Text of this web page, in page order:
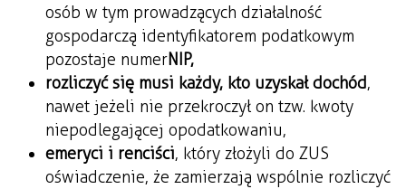
osób w tym prowadzących działalność
gospodarczą identyfikatorem podatkowym
pozostaje numerNIP,
rozliczyć się musi każdy, kto uzyskał dochód,
nawet jeżeli nie przekroczył on tzw. kwoty
niepodlegającej opodatkowaniu,
emeryci i renciści, który złożyli do ZUS
oświadczenie, że zamierzają wspólnie rozliczyć